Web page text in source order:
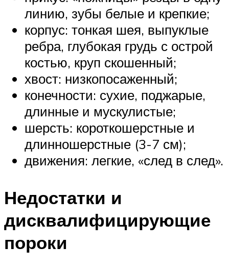
линию, зубы белые и крепкие;
корпус: тонкая шея, выпуклые
ребра, глубокая грудь с острой
костью, круп скошенный;
хвост: низкопосаженный;
конечности: сухие, поджарые,
длинные и мускулистые;
шерсть: короткошерстные и
длинношерстные (3-7 см);
движения: легкие, «след в след».
Недостатки и
дисквалифицирующие
пороки